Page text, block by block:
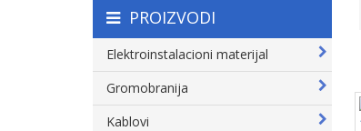
PROIZVODI
Elektroinstalacioni materijal
Gromobranija
Kablovi